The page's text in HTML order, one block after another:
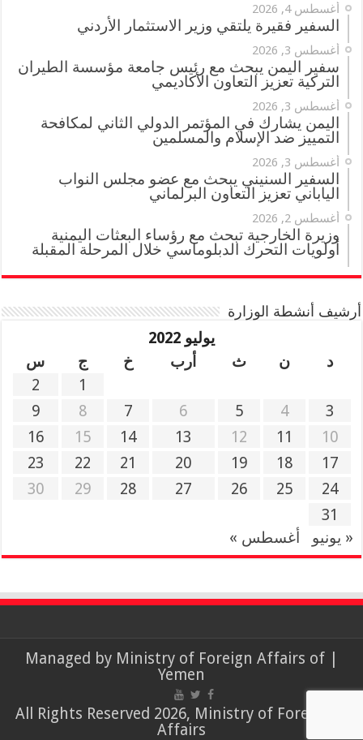
أغسطس 4, 2026
السفير فقيرة يلتقي وزير الاستثمار الأردني
أغسطس 3, 2026
سفير اليمن يبحث مع رئيس جامعة مؤسسة الطيران
التركية تعزيز التعاون الأكاديمي
أغسطس 3, 2026
اليمن يشارك في المؤتمر الدولي الثاني لمكافحة
التمييز ضد الإسلام والمسلمين
أغسطس 3, 2026
السفير السنيني يبحث مع عضو مجلس النواب
الياباني تعزيز التعاون البرلماني
أغسطس 2, 2026
وزيرة الخارجية تبحث مع رؤساء البعثات اليمنية
أولويات التحرك الدبلوماسي خلال المرحلة المقبلة
أرشيف أنشطة الوزارة
يوليو 2022
د
ن ث أرب خ ج
س
1
2
3
4
5
6
7
8
9
10
11
12
13
14
15
16
17
18
19
20
21
22
23
24
25
26
27
28
29
30
31
« يونيو
أغسطس »
| Managed by
Ministry of Foreign Affairs of
Yemen
© All Rights Reserved 2026, Ministry of Foreign
Affairs